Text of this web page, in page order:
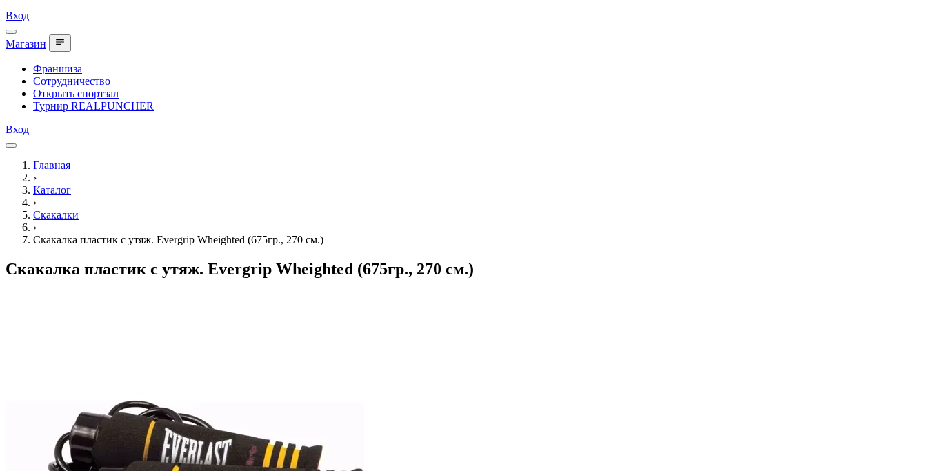
Вход
Магазин
Франшиза
Сотрудничество
Открыть спортзал
Турнир REALPUNCHER
Вход
Главная
›
Каталог
›
Скакалки
›
Скакалка пластик с утяж. Evergrip Wheighted (675гр., 270 см.)
Скакалка пластик с утяж. Evergrip Wheighted (675гр., 270 см.)